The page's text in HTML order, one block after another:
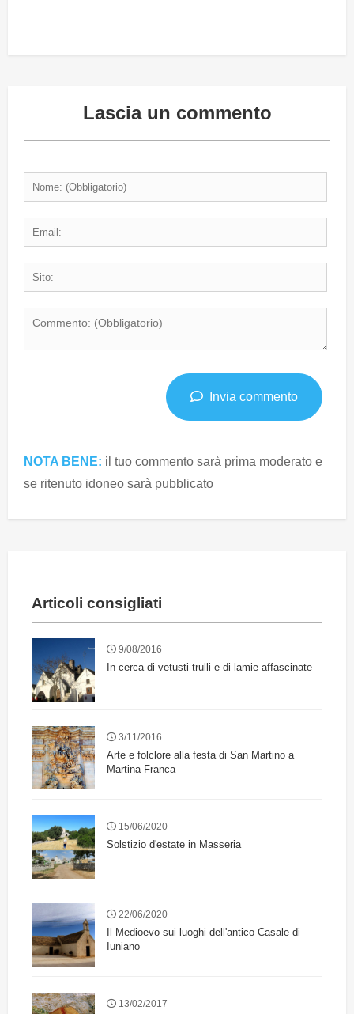
Lascia un commento
Invia commento
NOTA BENE: il tuo commento sarà prima moderato e
se ritenuto idoneo sarà pubblicato
Articoli consigliati
9/08/2016
In cerca di vetusti trulli e di lamie affascinate
3/11/2016
Arte e folclore alla festa di San Martino a
Martina Franca
15/06/2020
Solstizio d'estate in Masseria
22/06/2020
Il Medioevo sui luoghi dell'antico Casale di
Iuniano
13/02/2017